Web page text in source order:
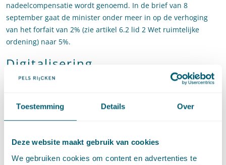
Toestemming Details Over
Deze website maakt gebruik van cookies
We gebruiken cookies om content en advertenties te
nadeelcompensatie wordt genoemd. In de brief van 8
september gaat de minister onder meer in op de verhoging
van het forfait van 2% (zie artikel 6.2 lid 2 Wet ruimtelijke
ordening) naar 5%.
Digitalisering
Naar aanleiding van het amendement Smaling zijn de regels
met een bepaling over een digitaal stelsel voor de
informatievoorziening over de fysieke leefomgeving (artikel
De minister gaat in de brief van 8 september mede in op het
ambitieniveau en de inwerkingtreding van het nieuwe stelsel.